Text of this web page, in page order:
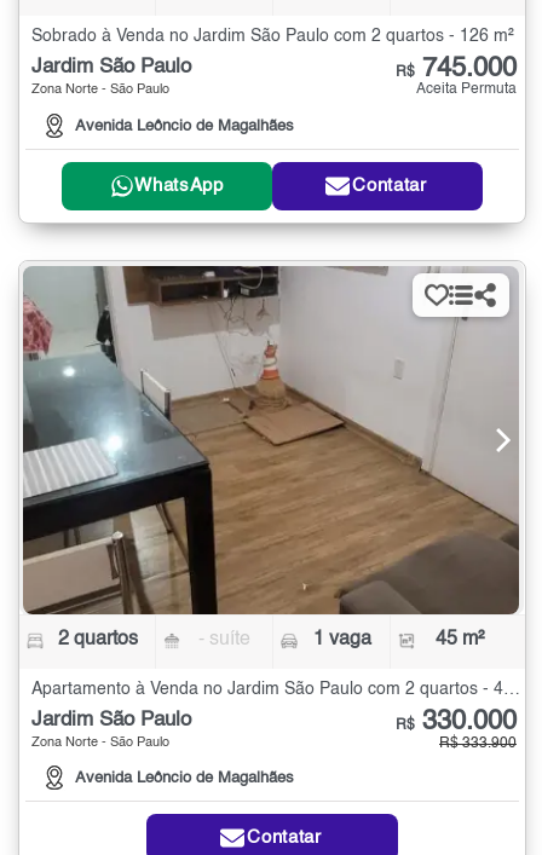
Sobrado à Venda no Jardim São Paulo com 2 quartos - 126 m²
Jardim São Paulo
Zona Norte - São Paulo
Avenida Leôncio de Magalhães
R$ 745.000
Aceita Permuta
WhatsApp Contatar
2 quartos - suíte 1 vaga 45 m²
Jardim São Paulo
Zona Norte - São Paulo
Avenida Leôncio de Magalhães
R$ 330.000
R$ 333.900
Contatar